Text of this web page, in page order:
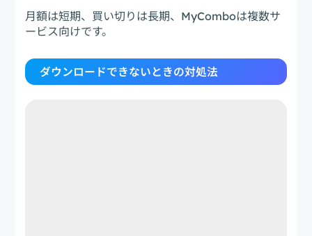
月額は短期、買い切りは長期、MyComboは複数サ
ービス向けです。
ダウンロードできないときの対処法